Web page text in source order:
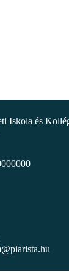
Iskola és